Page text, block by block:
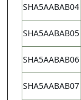
SHA5AABAB04
SHA5AABAB05
SHA5AABAB06
SHA5AABAB07